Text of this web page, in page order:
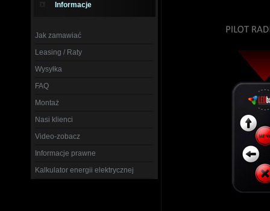
Informacje
Jak zamawiać
Leasing / Raty
Wysyłka
FAQ
Montaż
Nasi klienci
Video-zobacz
Informacje prawne
Kalkulator energii elektrycznej